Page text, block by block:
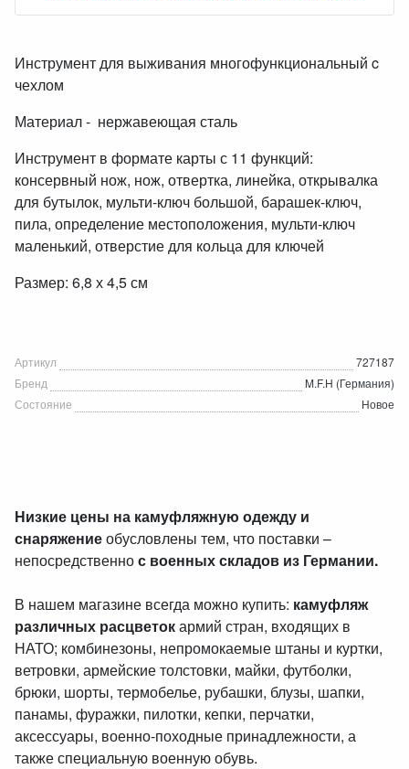
Инструмент для выживания многофункциональный c
чехлом
Материал - нержавеющая сталь
Инструмент в формате карты с 11 функций:
консервный нож, нож, отвертка, линейка, открывалка
для бутылок, мульти-ключ большой, барашек-ключ,
пила, определение местоположения, мульти-ключ
маленький, отверстие для кольца для ключей
Размер: 6,8 х 4,5 см
Артикул
727187
Бренд
M.F.H (Германия)
Состояние
Новое
Низкие цены на камуфляжную одежду и
снаряжениеобусловлены тем, что поставки –
непосредственнос военных складов из Германии.
В нашем магазине всегда можно купить: камуфляж
различных расцветокармий стран, входящих в
НАТО; комбинезоны, непромокаемые штаны и куртки,
ветровки, армейские толстовки, майки, футболки,
брюки, шорты, термобелье, рубашки, блузы, шапки,
панамы, фуражки, пилотки, кепки, перчатки,
аксессуары, военно-походные принадлежности, а
также специальную военную обувь.